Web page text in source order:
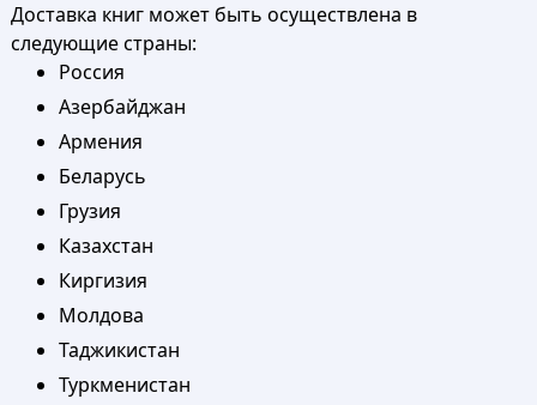
Доставка книг может быть осуществлена в
следующие страны:
Россия
Азербайджан
Армения
Беларусь
Грузия
Казахстан
Киргизия
Молдова
Таджикистан
Туркменистан